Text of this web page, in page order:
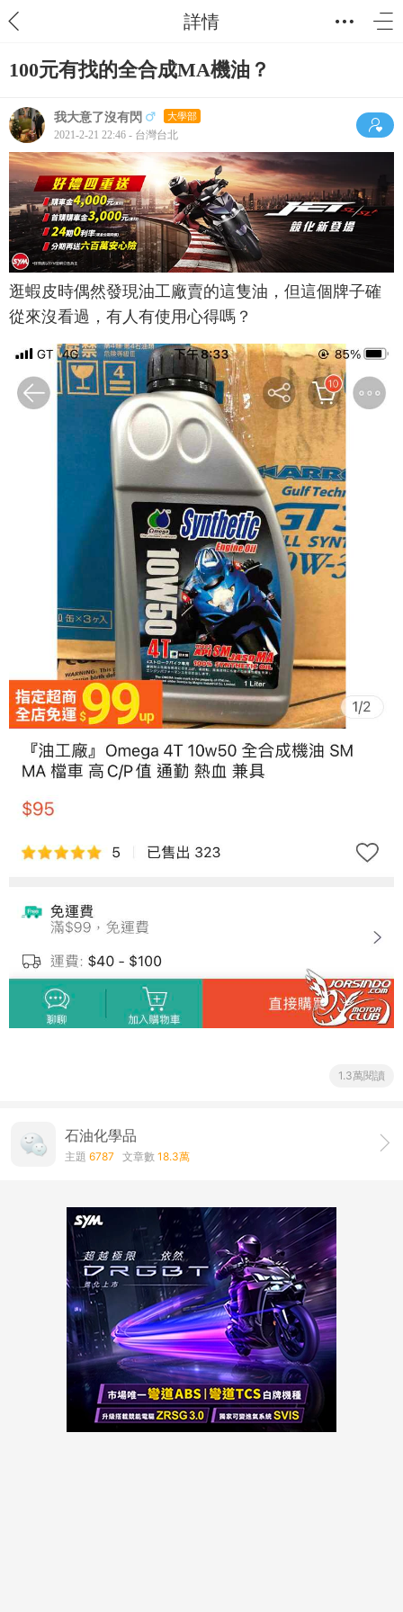
詳情
100元有找的全合成MA機油？
我大意了沒有閃 大學部
2021-2-21 22:46 - 台灣台北
逛蝦皮時偶然發現油工廠賣的這隻油，但這個牌子確
從來沒看過，有人有使用心得嗎？
1.3萬閱讀
石油化學品
主題 6787 文章數 18.3萬